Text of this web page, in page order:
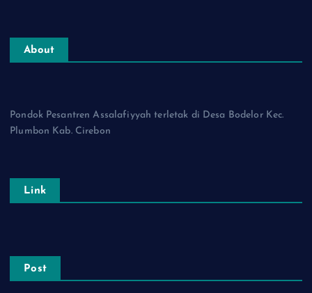
About
Pondok Pesantren Assalafiyyah terletak di Desa Bodelor Kec.
Plumbon Kab. Cirebon
Link
Post